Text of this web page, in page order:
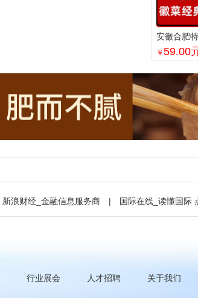
安徽合肥
香盐水卤
￥ 59.00
新浪财经_金融信息服务商 | 国际在线_读懂国际
行业展会 人才招聘 关于我们